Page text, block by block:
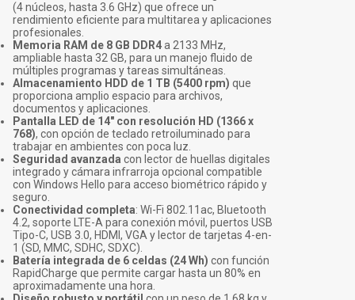
(4 núcleos, hasta 3.6 GHz) que ofrece un
rendimiento eficiente para multitarea y aplicaciones
profesionales.
Memoria RAM de 8 GB DDR4a 2133 MHz,
ampliable hasta 32 GB, para un manejo fluido de
múltiples programas y tareas simultáneas.
Almacenamiento HDD de 1 TB (5400 rpm) que
proporciona amplio espacio para archivos,
documentos y aplicaciones.
Pantalla LED de 14" con resolución HD (1366 x
768), con opción de teclado retroiluminado para
trabajar en ambientes con poca luz.
Seguridad avanzada con lector de huellas digitales
integrado y cámara infrarroja opcional compatible
con Windows Hello para acceso biométrico rápido y
seguro.
Conectividad completa: Wi-Fi 802.11ac, Bluetooth
4.2, soporte LTE-A para conexión móvil, puertos USB
Tipo-C, USB 3.0, HDMI, VGA y lector de tarjetas 4-en-
1 (SD, MMC, SDHC, SDXC).
Batería integrada de 6 celdas (24 Wh) con función
RapidCharge que permite cargar hasta un 80% en
aproximadamente una hora.